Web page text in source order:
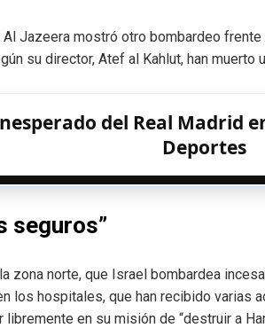
Jazeera mostró otro bombardeo
su director, Atef al Kahlut, han muerto
del Real Madrid
Deportes
seguros”
zona norte, que Israel bombardea
los hospitales, que han recibido varias
libremente en su misión de “destruir a